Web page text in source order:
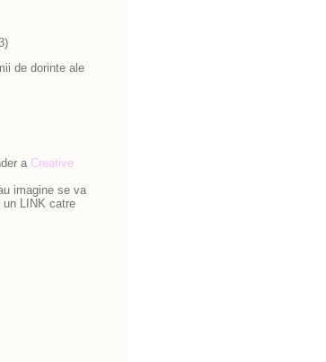
de dorinte ale
a Creative
imagine se va
LINK catre